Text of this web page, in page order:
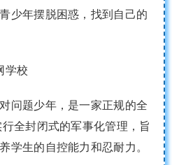
少年摆脱困惑，找到自己的
学校
问题少年，是一家正规的全
全封闭式的军事化管理，旨
学生的自控能力和忍耐力。